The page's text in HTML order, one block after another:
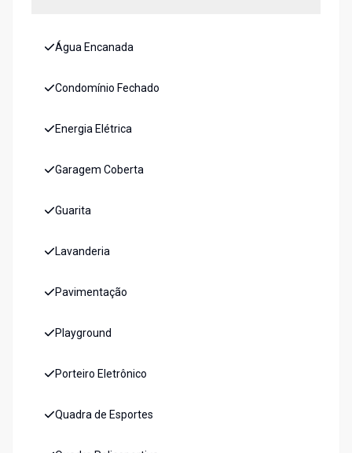
Água Encanada
Condomínio Fechado
Energia Elétrica
Garagem Coberta
Guarita
Lavanderia
Pavimentação
Playground
Porteiro Eletrônico
Quadra de Esportes